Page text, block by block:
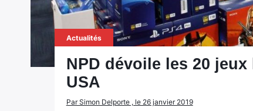
Actualités
NPD dévoile les 20
USA
Par Simon Delporte , le 26 janvier 2019